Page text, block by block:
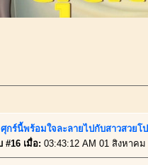
กร์นี้พร้อมใจละลายไปกับสาวสวย
#16 เมื่อ: 03:43:12 AM 01 สิงหาคม